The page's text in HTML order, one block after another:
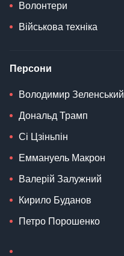
Волонтери
Військова техніка
Персони
Володимир Зеленський
Дональд Трамп
Сі Цзіньпін
Еммануель Макрон
Валерій Залужний
Кирило Буданов
Петро Порошенко